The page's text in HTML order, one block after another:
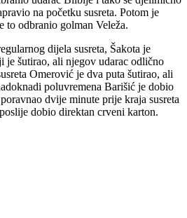
na početku susreta. Potom je
to odbranio golman Veleža.
dijela susreta, Šakota je
šutirao, ali njegov udarac odlično
Omerović je dva puta šutirao, ali
poluvremena Barišić je dobio
dvije minute prije kraja susreta
dobio direktan crveni karton.